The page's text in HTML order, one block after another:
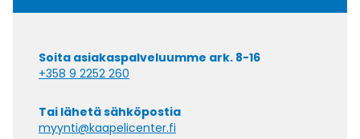
Soita asiakaspalveluumme ark. 8-16
+358 9 2252 260
Tai lähetä sähköpostia
myynti@kaapelicenter.fi